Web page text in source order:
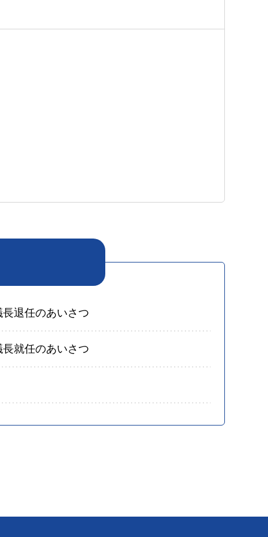
退任のあいさつ
就任のあいさつ